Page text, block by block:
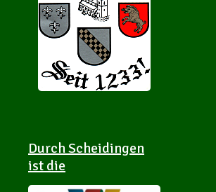
Durch Scheidingen
ist die